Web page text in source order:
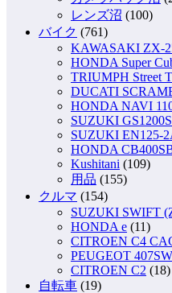
レンズ沼 (100)
バイク (761)
KAWASAKI ZX-
HONDA Super
TRIUMPH Street
DUCATI
HONDA NAVI
SUZUKI
SUZUKI EN125-
HONDA
Kushitani (109)
用品 (155)
クルマ (154)
SUZUKI SWIFT
HONDA e (11)
CITROEN C4
PEUGEOT 407SW
CITROEN C2 (18)
自転車 (19)